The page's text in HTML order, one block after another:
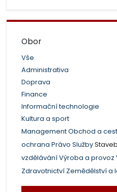
Obor
Vše
Administrativa
Doprava
Finance
Informační technologie
Kultura a sport
ManagementObchod a
ochrana Právo Služby
vzděláváníVýroba a provoz
Zdravotnictví Zemědělství a